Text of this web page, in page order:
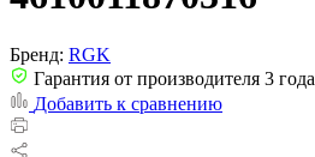
Бренд: RGK
Гарантия от производителя 3 года
Добавить к сравнению